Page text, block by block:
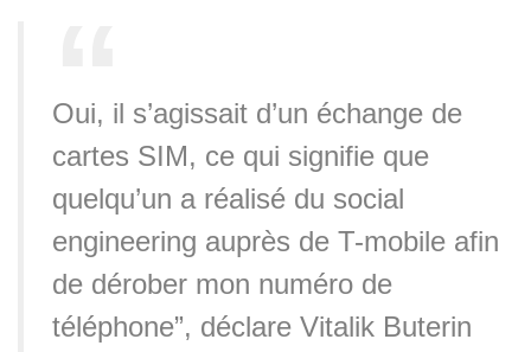
Oui, il s’agissait d’un échange de
cartes SIM, ce qui signifie que
quelqu’un a réalisé du social
engineering auprès de T-mobile afin
de dérober mon numéro de
téléphone”, déclare Vitalik Buterin